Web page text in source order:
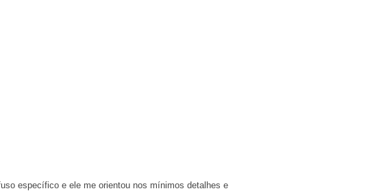
específico e ele me orientou nos mínimos detalhes e